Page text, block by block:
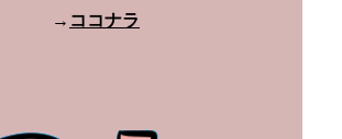
→ ココナラ